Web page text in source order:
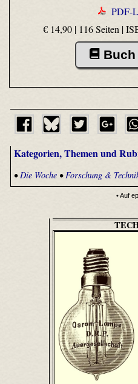
PDF-
€ 14,90 | 116 Seiten |
Kategorien, Themen und
• Die Woche• Forschung &
• Auf